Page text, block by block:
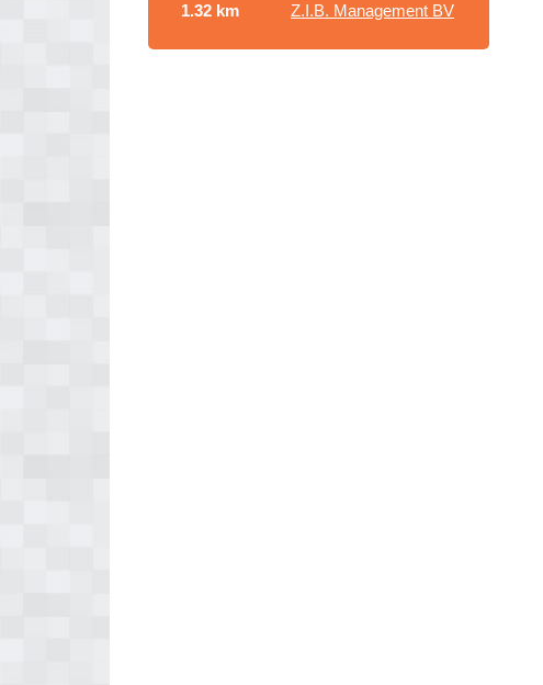
1.32 km
Z.I.B. Management BV